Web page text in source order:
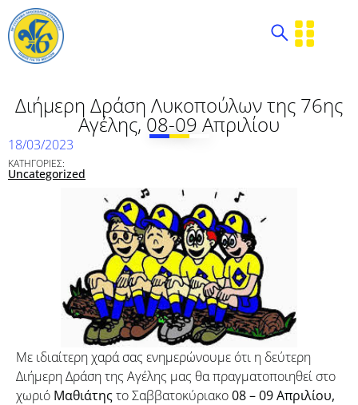
Διήμερη Δράση Λυκοπούλων της 76ης
Αγέλης, 08-09 Απριλίου
18/03/2023
ΚΑΤΗΓΟΡΙΕΣ:
Uncategorized
Με ιδιαίτερη χαρά σας ενημερώνουμε ότι η δεύτερη
Διήμερη Δράση της Αγέλης μας θα πραγματοποιηθεί στο
χωριό Μαθιάτηςτο Σαββατοκύριακο08 – 09 Απριλίου,